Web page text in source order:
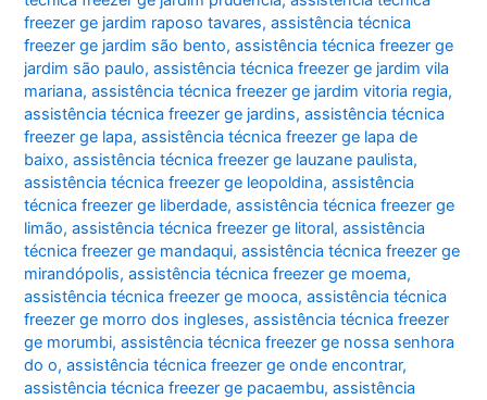
freezer ge jardim raposo tavares,assistência técnica
freezer ge jardim são bento,assistência técnica freezer ge
jardim são paulo,assistência técnica freezer ge jardim vila
mariana,assistência técnica freezer ge jardim vitoria regia,
assistência técnica freezer ge jardins,assistência técnica
freezer ge lapa,assistência técnica freezer ge lapa de
baixo,assistência técnica freezer ge lauzane paulista,
assistência técnica freezer ge leopoldina,assistência
técnica freezer ge liberdade,assistência técnica freezer ge
limão,assistência técnica freezer ge litoral,assistência
técnica freezer ge mandaqui,assistência técnica freezer ge
mirandópolis,assistência técnica freezer ge moema,
assistência técnica freezer ge mooca,assistência técnica
freezer ge morro dos ingleses,assistência técnica freezer
ge morumbi,assistência técnica freezer ge nossa senhora
do o,assistência técnica freezer ge onde encontrar,
assistência técnica freezer ge pacaembu,assistência